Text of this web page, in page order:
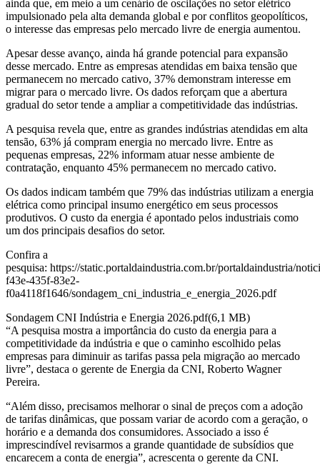
ainda que, em meio a um cenário de oscilações no setor elétrico
impulsionado pela alta demanda global e por conflitos geopolíticos,
o interesse das empresas pelo mercado livre de energia aumentou.
Apesar desse avanço, ainda há grande potencial para expansão
desse mercado. Entre as empresas atendidas em baixa tensão que
permanecem no mercado cativo, 37% demonstram interesse em
migrar para o mercado livre. Os dados reforçam que a abertura
gradual do setor tende a ampliar a competitividade das indústrias.
A pesquisa revela que, entre as grandes indústrias atendidas em alta
tensão, 63% já compram energia no mercado livre. Entre as
pequenas empresas, 22% informam atuar nesse ambiente de
contratação, enquanto 45% permanecem no mercado cativo.
Os dados indicam também que 79% das indústrias utilizam a energia
elétrica como principal insumo energético em seus processos
produtivos. O custo da energia é apontado pelos industriais como
um dos principais desafios do setor.
Confira a
pesquisa: https://static.portaldaindustria.com.br/portaldaindustria/
f43e-435f-83e2-
f0a4118f1646/sondagem_cni_industria_e_energia_2026.pdf
Sondagem CNI Indústria e Energia 2026.pdf(6,1 MB)
“A pesquisa mostra a importância do custo da energia para a
competitividade da indústria e que o caminho escolhido pelas
empresas para diminuir as tarifas passa pela migração ao mercado
livre”, destaca o gerente de Energia da CNI, Roberto Wagner
Pereira.
“Além disso, precisamos melhorar o sinal de preços com a adoção
de tarifas dinâmicas, que possam variar de acordo com a geração, o
horário e a demanda dos consumidores. Associado a isso é
imprescindível revisarmos a grande quantidade de subsídios que
encarecem a conta de energia”, acrescenta o gerente da CNI.